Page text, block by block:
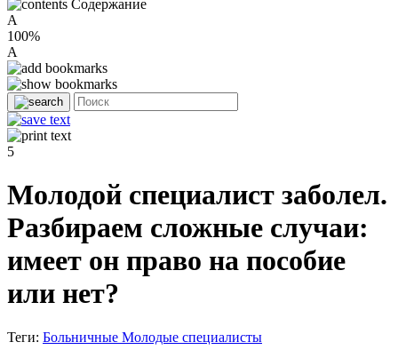
Содержание
A
100%
A
5
Молодой специалист заболел.
Разбираем сложные случаи:
имеет он право на пособие
или нет?
Теги: Больничные Молодые специалисты